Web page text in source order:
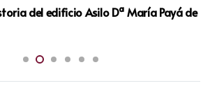
i Mostres